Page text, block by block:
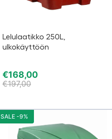
Lelulaatikko 250L,
ulkokäyttöön
€168,00
€197,00
SALE -9%